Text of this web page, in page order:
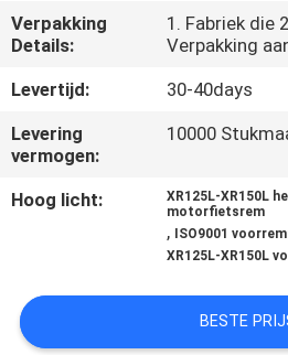
NIEUWS
VRAAG
EEN
OFFERTE
PRIVACYBELEID
Verpakking
Details:
1. Fabriek die
Verpakking
Levertijd:
30-40days
Levering
vermogen:
10000
Hoog licht:
XR125L-XR150L
motorfietsrem
, ISO9001
XR125L-XR150L
BESTE